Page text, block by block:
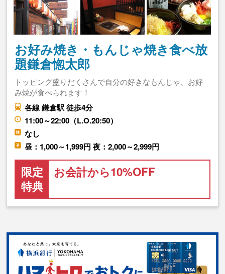
お好み焼き・もんじゃ焼き食べ放
題鎌倉惚太郎
トッピング盛りだくさんで自分の好きなもんじゃ、お好
み焼が食べられます！
各線 鎌倉駅 徒歩4分
11:00～22:00（L.O.20:50）
なし
昼：1,000～1,999円 夜：2,000～2,999円
限定
特典
お会計から10%OFF